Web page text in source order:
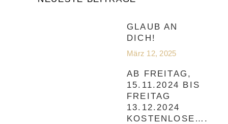
GLAUB AN
DICH!
März 12, 2025
AB FREITAG,
15.11.2024 BIS
FREITAG
13.12.2024
KOSTENLOSE….